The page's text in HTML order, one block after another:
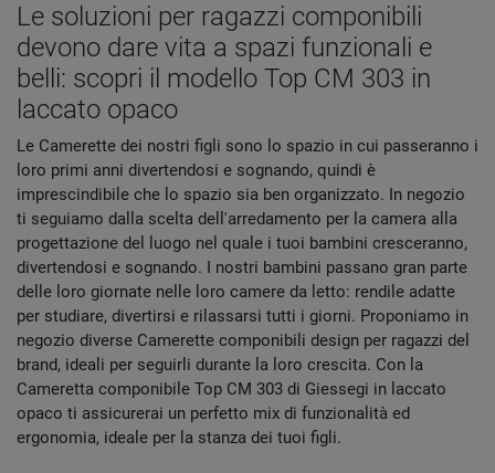
Le soluzioni per ragazzi componibili
devono dare vita a spazi funzionali e
belli: scopri il modello Top CM 303 in
laccato opaco
Le Camerette dei nostri figli sono lo spazio in cui passeranno i
loro primi anni divertendosi e sognando, quindi è
imprescindibile che lo spazio sia ben organizzato. In negozio
ti seguiamo dalla scelta dell'arredamento per la camera alla
progettazione del luogo nel quale i tuoi bambini cresceranno,
divertendosi e sognando. I nostri bambini passano gran parte
delle loro giornate nelle loro camere da letto: rendile adatte
per studiare, divertirsi e rilassarsi tutti i giorni. Proponiamo in
negozio diverse Camerette componibili design per ragazzi del
brand, ideali per seguirli durante la loro crescita. Con la
Cameretta componibile Top CM 303 di Giessegi in laccato
opaco ti assicurerai un perfetto mix di funzionalità ed
ergonomia, ideale per la stanza dei tuoi figli.